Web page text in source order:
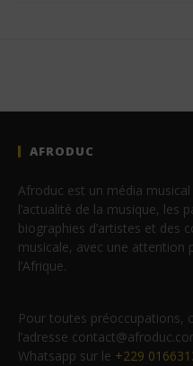
AFRODUC
Afroduc est un média
l’actualité de la musique, les
biographies d’artistes et des
musicale, avec une attention
l’Afrique.
Pour toutes préoccupations,
l’adresse
Whatsapp sur le +229